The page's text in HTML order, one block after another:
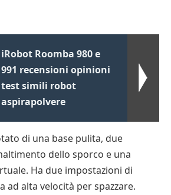
iRobot Roomba 980 e
991 recensioni opinioni
test simili robot
aspirapolvere
di una base pulita, due
dello sporco e una
Ha due impostazioni di
ad alta velocità per spazzare.